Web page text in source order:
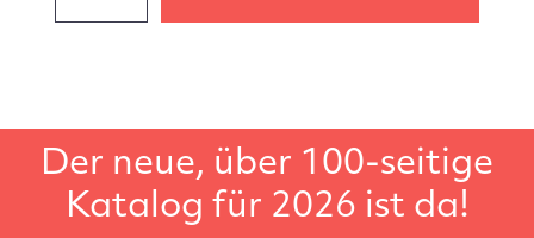
Der neue, über 100-seitige
Katalog für 2026 ist da!